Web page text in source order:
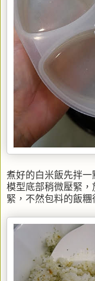
煮好的白米飯先拌
模型底部稍微壓緊
緊，不然包料的飯糰